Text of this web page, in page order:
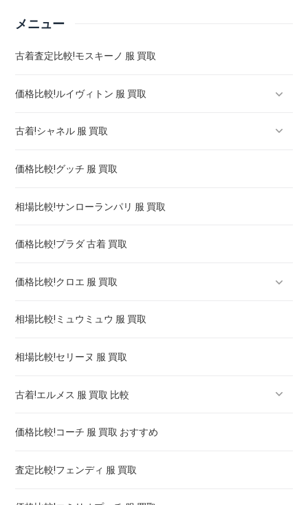
メニュー
古着査定比較!モスキーノ 服 買取
価格比較!ルイヴィトン 服 買取
ルイヴィトン スニーカー 買取 ! 買取強化は
ルイヴィトン バッグ 買取 相場 ! 高く売るには
ルイヴィトン タンブール 買取 ! 高く売るには
古着!シャネル 服 買取
シャネル マトラッセ バッグ 買取価格 ! 高く売るには
シャネル j12 クロノグラフ 買取 ! 高く売るには
シャネル プルミエール 買取 価格 相場 ! 高く売るには
価格比較!グッチ 服 買取
相場比較!サンローランパリ 服 買取
価格比較!プラダ 古着 買取
価格比較!クロエ 服 買取
クロエ 靴 買取 ! 買取強化は
相場比較!ミュウミュウ 服 買取
相場比較!セリーヌ 服 買取
古着!エルメス 服 買取 比較
エルメス バーキン・ケリー 買取 比較 ! 高く売るには
エルメス 時計 ケリー 買取 ! 高く売るには
価格比較!コーチ 服 買取 おすすめ
査定比較!フェンディ 服 買取